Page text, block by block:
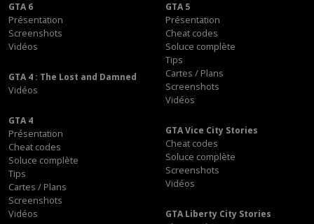
GTA 6
Présentation
Screenshots
Vidéos
GTA 5
Présentation
Cheat codes
Soluce complète
Tips
Cartes / Plans
Screenshots
Vidéos
GTA 4 : The Lost and Damned
Vidéos
GTA 4
Présentation
Cheat codes
Soluce complète
Tips
Cartes / Plans
Screenshots
Vidéos
GTA Vice City Stories
Cheat codes
Soluce complète
Screenshots
Vidéos
GTA Liberty City Stories